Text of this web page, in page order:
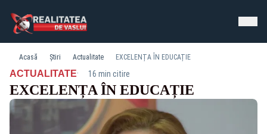
Acasă Știri Actualitate EXCELENȚA ÎN EDUCAȚIE
ACTUALITATE· 16 min citire
EXCELENȚA ÎN EDUCAȚIE